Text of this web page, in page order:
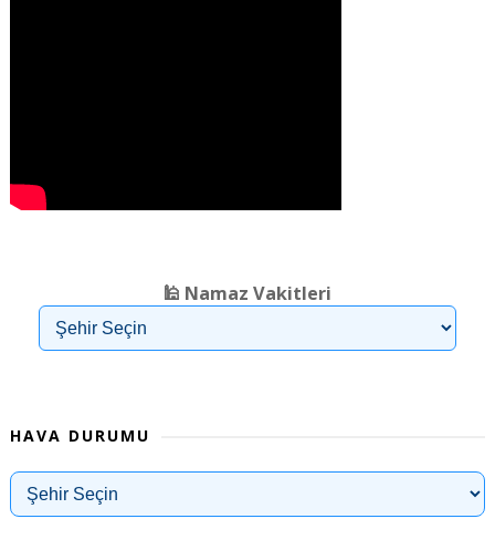
🕌 Namaz Vakitleri
HAVA DURUMU